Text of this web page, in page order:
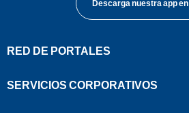
Descarga nuestra app en
RED DE PORTALES
SERVICIOS CORPORATIVOS